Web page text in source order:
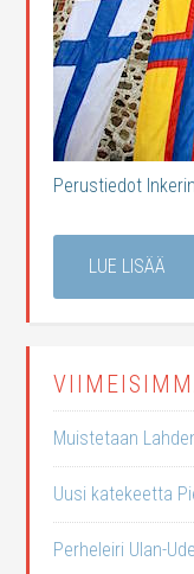
Perustiedot
LUE LISÄÄ
Muistetaan
Uusi katekeetta
Perheleiri Ulan-